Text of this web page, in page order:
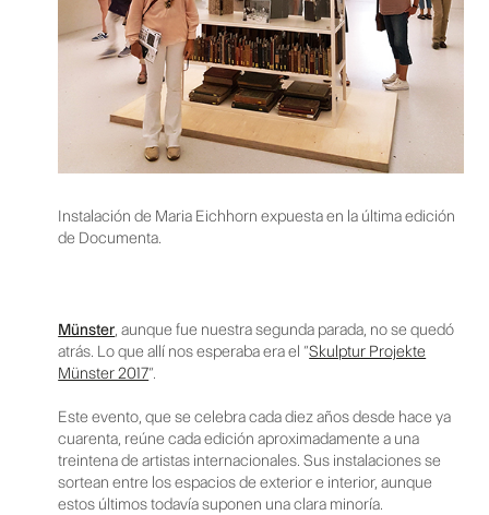
Instalación de Maria Eichhorn expuesta en la última edición
de Documenta.
Münster, aunque fue nuestra segunda parada, no se quedó
atrás. Lo que allí nos esperaba era el “Skulptur Projekte
Münster 2017”.
Este evento, que se celebra cada diez años desde hace ya
cuarenta, reúne cada edición aproximadamente a una
treintena de artistas internacionales. Sus instalaciones se
sortean entre los espacios de exterior e interior, aunque
estos últimos todavía suponen una clara minoría.